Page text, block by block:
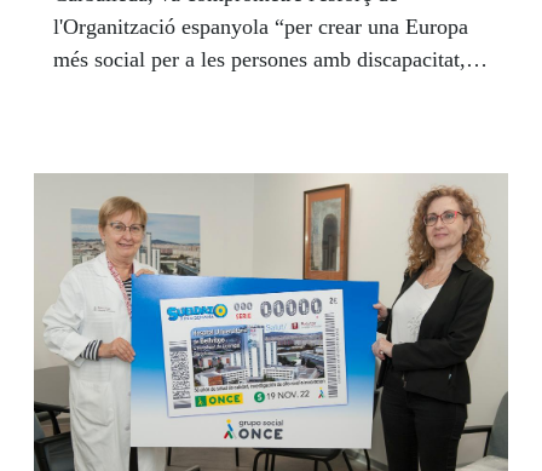
l'Organització espanyola “per crear una Europa
més social per a les persones amb discapacitat,